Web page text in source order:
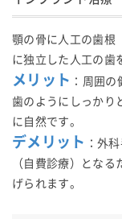
顎の骨に人工の歯根
に独立した人工の歯
メリット ：周囲
歯のようにしっかり
に自然です。
デメリット
：外
（自費診療）とな
げられます。